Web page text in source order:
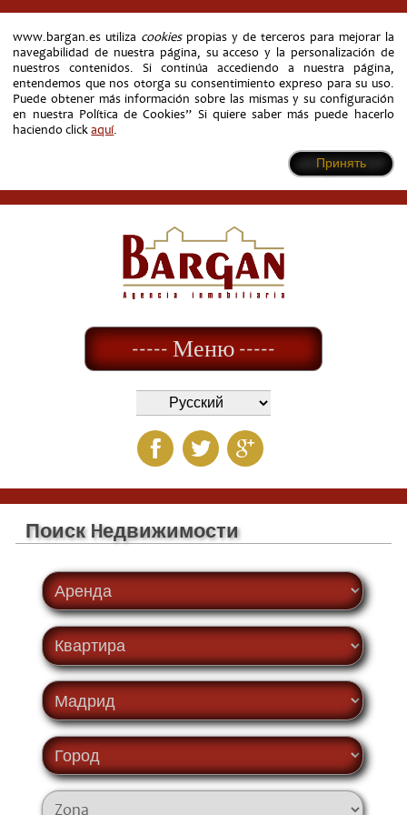
www.bargan.es utiliza cookiespropias y de terceros para mejorar la
navegabilidad de nuestra página, su acceso y la personalización de
nuestros contenidos. Si continúa accediendo a nuestra página,
entendemos que nos otorga su consentimiento expreso para su uso.
Puede obtener más información sobre las mismas y su configuración
en nuestra Política de Cookies” Si quiere saber más puede hacerlo
haciendo clickaquí.
Принять
Поиск Hедвижимости